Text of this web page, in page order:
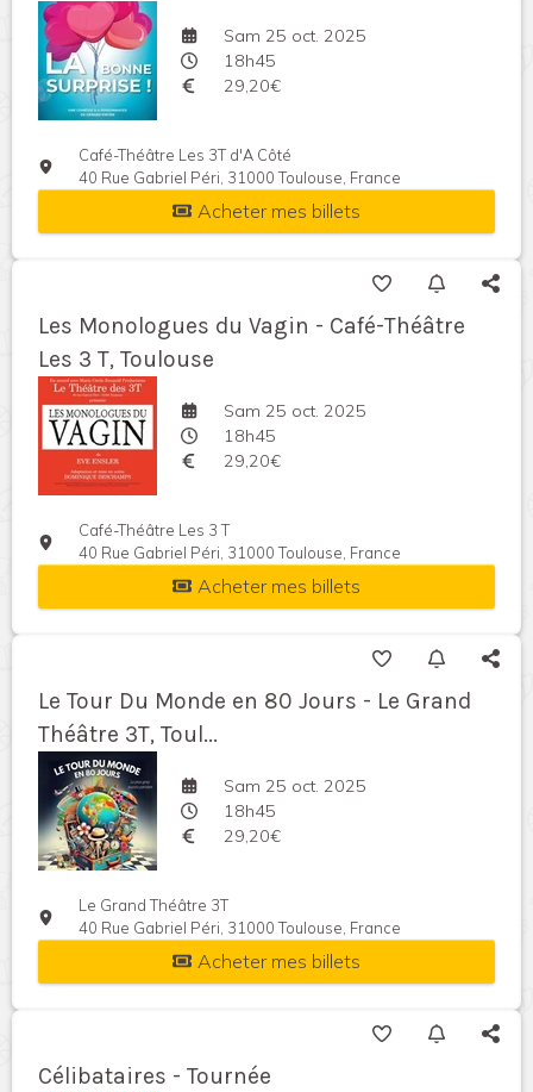
Sam 25 oct. 2025
18h45
29,20€
Café-Théâtre Les 3T d'A Côté
40 Rue Gabriel Péri, 31000 Toulouse, France
Acheter mes billets
Les Monologues du Vagin - Café-Théâtre
Les 3 T, Toulouse
Sam 25 oct. 2025
18h45
29,20€
Café-Théâtre Les 3 T
40 Rue Gabriel Péri, 31000 Toulouse, France
Acheter mes billets
Le Tour Du Monde en 80 Jours - Le Grand
Théâtre 3T, Toul...
Sam 25 oct. 2025
18h45
29,20€
Le Grand Théâtre 3T
40 Rue Gabriel Péri, 31000 Toulouse, France
Acheter mes billets
Célibataires - Tournée